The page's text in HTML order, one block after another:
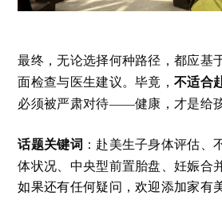
最终，无论选择何种路径，都应基
面检查与医生建议。毕竟，不适合
必须被严肃对待——健康，才是给
话题关键词 ：赴美生子身体评估、
体状况、中央型前置胎盘、妊娠合
如果还有任何疑问，欢迎添加家有